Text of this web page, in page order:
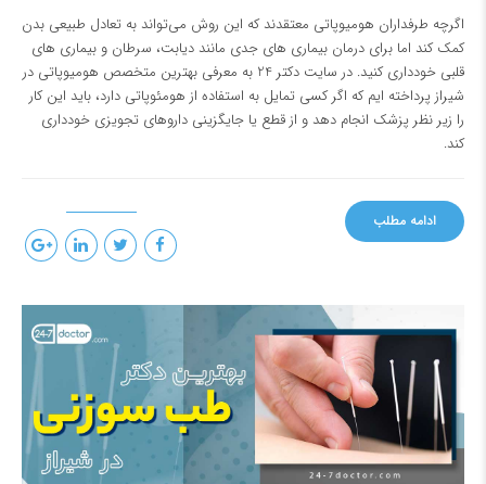
اگرچه طرفداران هومیوپاتی معتقدند که این روش می‌تواند به تعادل طبیعی بدن
کمک کند اما برای درمان بیماری های جدی مانند دیابت، سرطان و بیماری های
قلبی خودداری کنید. در سایت دکتر 24
به معرفی بهترین متخصص هومیوپاتی در
شیراز پرداخته ایم که اگر کسی تمایل به استفاده از هومئوپاتی دارد، باید این کار
را زیر نظر پزشک انجام دهد و از قطع یا جایگزینی داروهای تجویزی خودداری
کند.
ادامه مطلب